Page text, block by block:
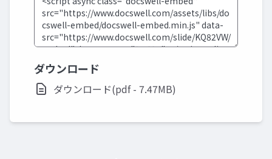
ダウンロード
ダウンロード(pdf - 7.47MB)